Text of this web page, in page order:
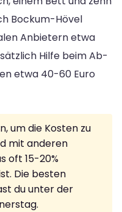
Bockum-Hövel
Anbietern etwa
Hilfe beim Ab-
etwa 40-60 Euro
um die Kosten zu
mit anderen
oft 15-20%
Die besten
du unter der